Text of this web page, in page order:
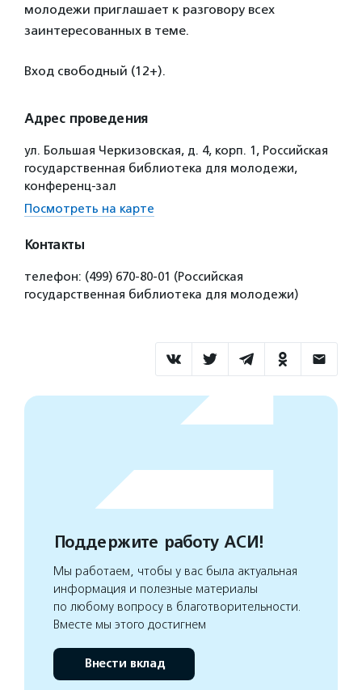
молодежи приглашает к разговору всех
заинтересованных в теме.
Вход свободный (12+).
Адрес проведения
ул. Большая Черкизовская, д. 4, корп. 1, Российская
государственная библиотека для молодежи,
конференц-зал
Посмотреть на карте
Контакты
телефон: (499) 670-80-01 (Российская
государственная библиотека для молодежи)
Поддержите работу АСИ!
Мы работаем, чтобы у вас была актуальная
информация и полезные материалы
по любому вопросу в благотворительности.
Вместе мы этого достигнем
Внести вклад